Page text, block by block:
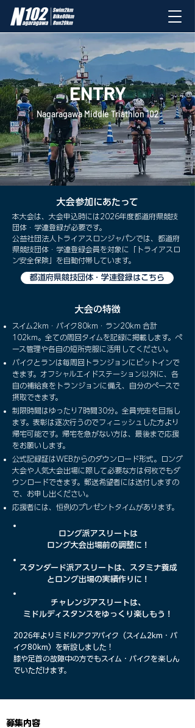
ENTRY
Nagaragawa Middle Triathlon 102
大会参加にあたって
本大会は、大会申込時には2026年度都道府県競技
団体・学連登録が必要です。
公益社団法人トライアスロンジャパンでは、都道府
県競技団体・学連登録会員を対象に「トライアスロ
ン安全保険」を自動付帯しています。
都道府県競技団体・学連登録はこちら
大会の特徴
スイム2km・バイク80km・ラン20km 合計
102km。全ての周回タイムを記録に掲載します。ペ
ース管理や各自の短所克服に活用してください。
バイクとランは毎周回トランジョンにピットインで
きます。オフシャルエイドステーション以外に、各
自の補給食をトランジョンに備え、自分のペースで
摂取できます。
制限時間はゆったり7時間30分。全員完走を目指し
ます。表彰は逐次行うのでフィニッシュした方より
帰宅可能です。帰宅を急がない方は、最後まで応援
をお願いします。
公式記録証はWEBからのダウンロード形式。ロング
大会や人気大会出場に際して必要な方は何枚でもダ
ウンロードできます。郵送希望者には送付しますの
で、お申し出ください。
応援者には、恒例のプレゼントタイムがあります。
ロング派アスリートは
ロング大会出場前の調整に！
スタンダード派アスリートは、スタミナ養成
とロング出場の実績作りに！
チャレンジアスリートは、
ミドルディスタンスをゆっくり楽しもう！
2026年よりミドルアクアバイク（スイム2km・バ
イク80km）を新設しました！
膝や足首の故障中の方でもスイム・バイクを楽しん
でいただけます。
募集内容